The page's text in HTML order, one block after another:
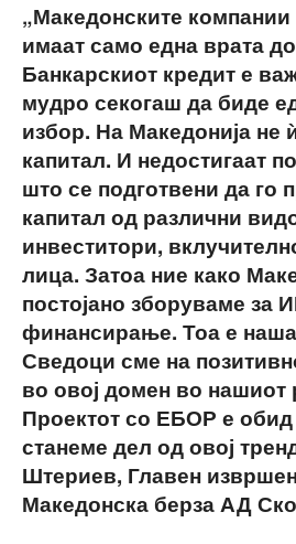
„Македонските компании
имаат само една врата
Банкарскиот кредит е
мудро секогаш да биде
избор. На Македонија не
капитал. И недостигаат
што се подготвени да го
капитал од различни
инвеститори,
лица. Затоа ние како
постојано зборуваме за
финансирање. Тоа е
Сведоци сме на
во овој домен во нашиот
Проектот со ЕБОР е
станеме дел од овој
Штериев, Главен
Македонска берза АД